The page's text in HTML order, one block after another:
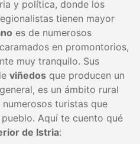
y política, donde los
tienen mayor
es de numerosos
en promontorios,
muy tranquilo. Sus
viñedos que producen un
es un ámbito rural
turistas que
Aquí te cuento qué
de Istria: